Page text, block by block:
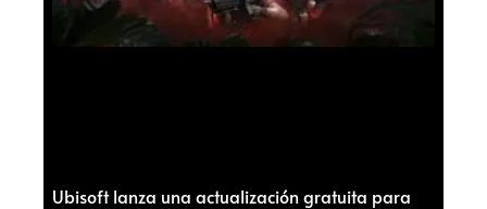
Ubisoft lanza una actualización gratuita para